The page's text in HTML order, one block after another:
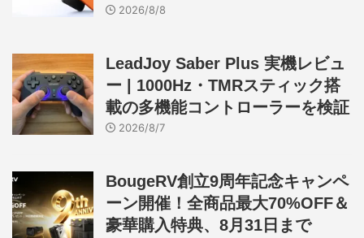
2026/8/8
LeadJoy Saber Plus 実機レビュ
ー | 1000Hz・TMRスティック搭
載の多機能コントローラーを検証
2026/8/7
BougeRV創立9周年記念キャンペ
ーン開催！全商品最大70%OFF＆
豪華購入特典、8月31日まで